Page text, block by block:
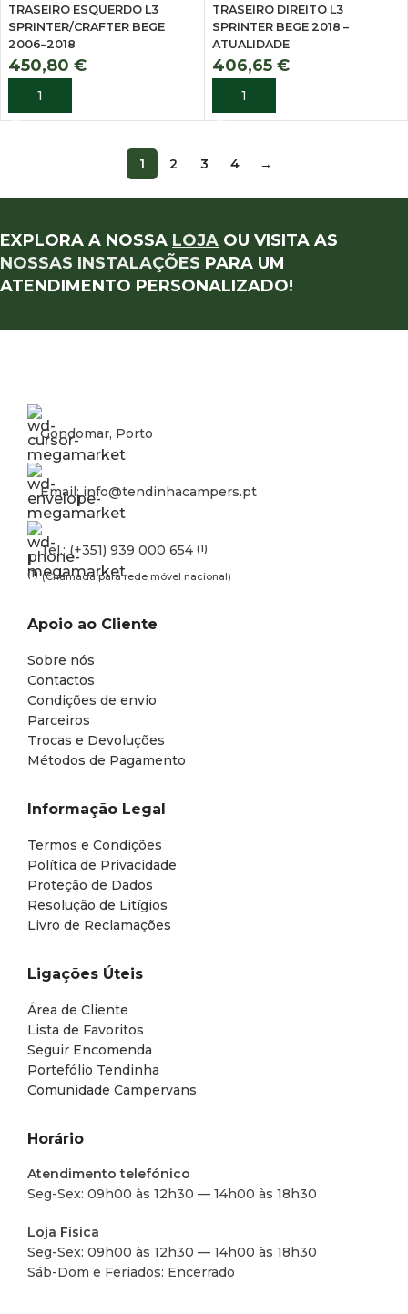
TRASEIRO ESQUERDO L3
SPRINTER/CRAFTER BEGE
2006–2018
450,80 €
ADICIONAR
TRASEIRO DIREITO L3
SPRINTER BEGE 2018 –
ATUALIDADE
406,65 €
ADICIONAR
1 2 3 4 →
EXPLORA A NOSSA LOJA OU VISITA AS
NOSSAS INSTALAÇÕES PARA UM
ATENDIMENTO PERSONALIZADO!
Gondomar, Porto
Email: info@tendinhacampers.pt
Tel.: (+351) 939 000 654 (1)
(1) (Chamada para rede móvel nacional)
Apoio ao Cliente
Sobre nós
Contactos
Condições de envio
Parceiros
Trocas e Devoluções
Métodos de Pagamento
Informação Legal
Termos e Condições
Política de Privacidade
Proteção de Dados
Resolução de Litígios
Livro de Reclamações
Ligações Úteis
Área de Cliente
Lista de Favoritos
Seguir Encomenda
Portefólio Tendinha
Comunidade Campervans
Horário
Atendimento telefónico
Seg-Sex: 09h00 às 12h30 — 14h00 às 18h30
Loja Física
Seg-Sex: 09h00 às 12h30 — 14h00 às 18h30
Sáb-Dom e Feriados: Encerrado